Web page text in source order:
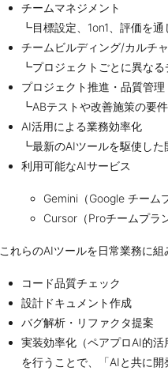
チームマネジメント
┗目標設定、1on1、評価を通
チームビルディング/カルチ
┗プロジェクトごとに異な
プロジェクト推進・品質管理
┗ABテストや改善施策の要
AI活用による業務効率化
┗最新のAIツールを駆使した
利用可能なAIサービス
Gemini（Google チーム
Cursor（Proチームプラン
これらのAIツールを日常業務に組
コード品質チェック
設計ドキュメント作成
バグ解析・リファクタ提案
実装効率化（ペアプロAI的活
を行うことで、「AIと共に開